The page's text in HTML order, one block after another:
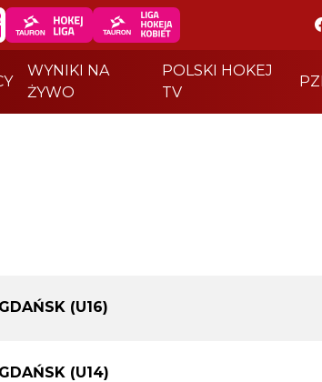
WYNIKI NA
ŻYWO
POLSKI HOKEJ
TV
(U16)
(U14)